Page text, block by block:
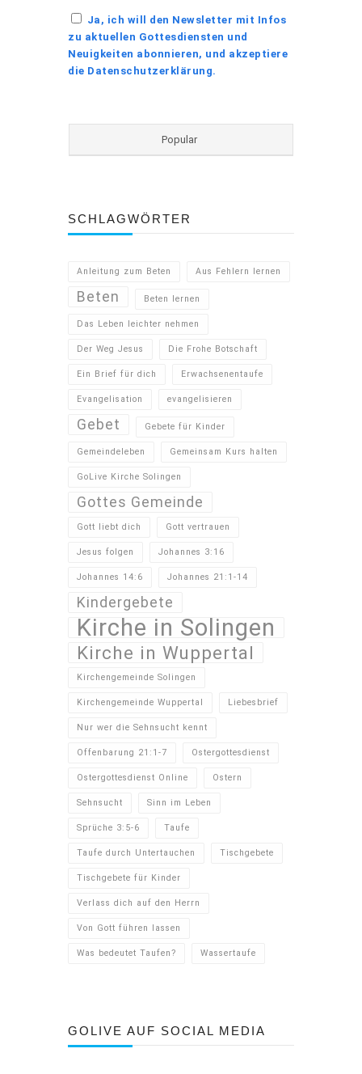
Ja, ich will den Newsletter mit Infos
zu aktuellen Gottesdiensten und
Neuigkeiten abonnieren, und akzeptiere
die Datenschutzerklärung.
Popular
SCHLAGWÖRTER
Anleitung zum Beten Aus Fehlern lernen
Beten Beten lernen
Das Leben leichter nehmen
Der Weg Jesus Die Frohe Botschaft
Ein Brief für dich Erwachsenentaufe
Evangelisation evangelisieren
Gebet Gebete für Kinder
Gemeindeleben Gemeinsam Kurs halten
GoLive Kirche Solingen
Gottes Gemeinde
Gott liebt dich Gott vertrauen
Jesus folgen Johannes 3:16
Johannes 14:6 Johannes 21:1-14
Kindergebete
Kirche in Solingen
Kirche in Wuppertal
Kirchengemeinde Solingen
Kirchengemeinde Wuppertal Liebesbrief
Nur wer die Sehnsucht kennt
Offenbarung 21:1-7 Ostergottesdienst
Ostergottesdienst Online Ostern
Sehnsucht Sinn im Leben
Sprüche 3:5-6 Taufe
Taufe durch Untertauchen Tischgebete
Tischgebete für Kinder
Verlass dich auf den Herrn
Von Gott führen lassen
Was bedeutet Taufen? Wassertaufe
GOLIVE AUF SOCIAL MEDIA